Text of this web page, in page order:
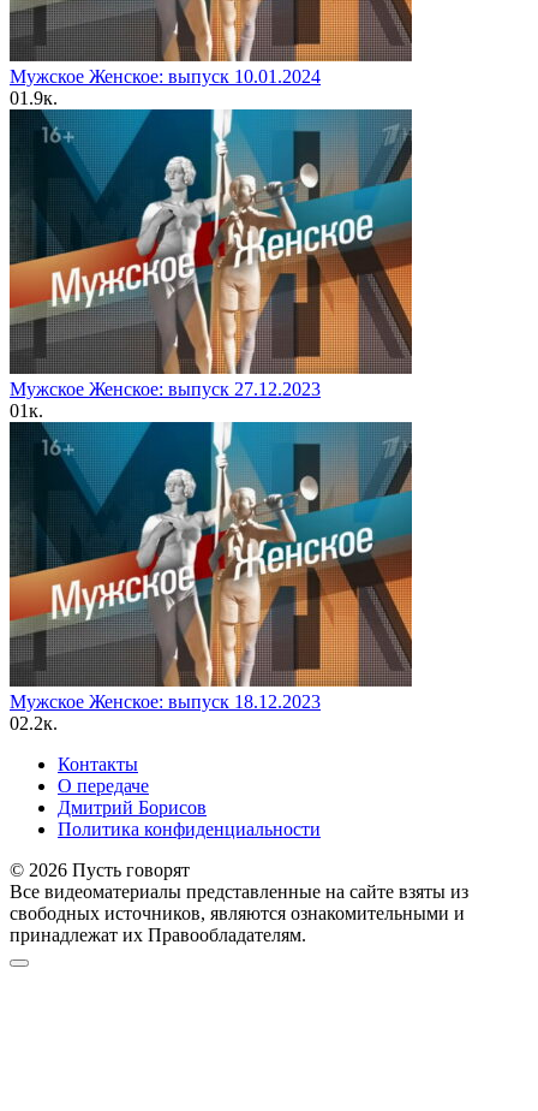
Мужское Женское: выпуск 10.01.2024
01.9к.
Мужское Женское: выпуск 27.12.2023
01к.
Мужское Женское: выпуск 18.12.2023
02.2к.
Контакты
О передаче
Дмитрий Борисов
Политика конфиденциальности
© 2026 Пусть говорят
Все видеоматериалы представленные на сайте взяты из
свободных источников, являются ознакомительными и
принадлежат их Правообладателям.